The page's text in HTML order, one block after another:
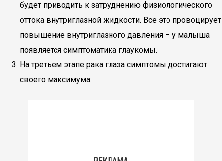
будет приводить к затруднению физиологического
оттока внутриглазной жидкости. Все это провоцирует
повышение внутриглазного давления – у малыша
появляется симптоматика глаукомы.
На третьем этапе рака глаза симптомы достигают
своего максимума: